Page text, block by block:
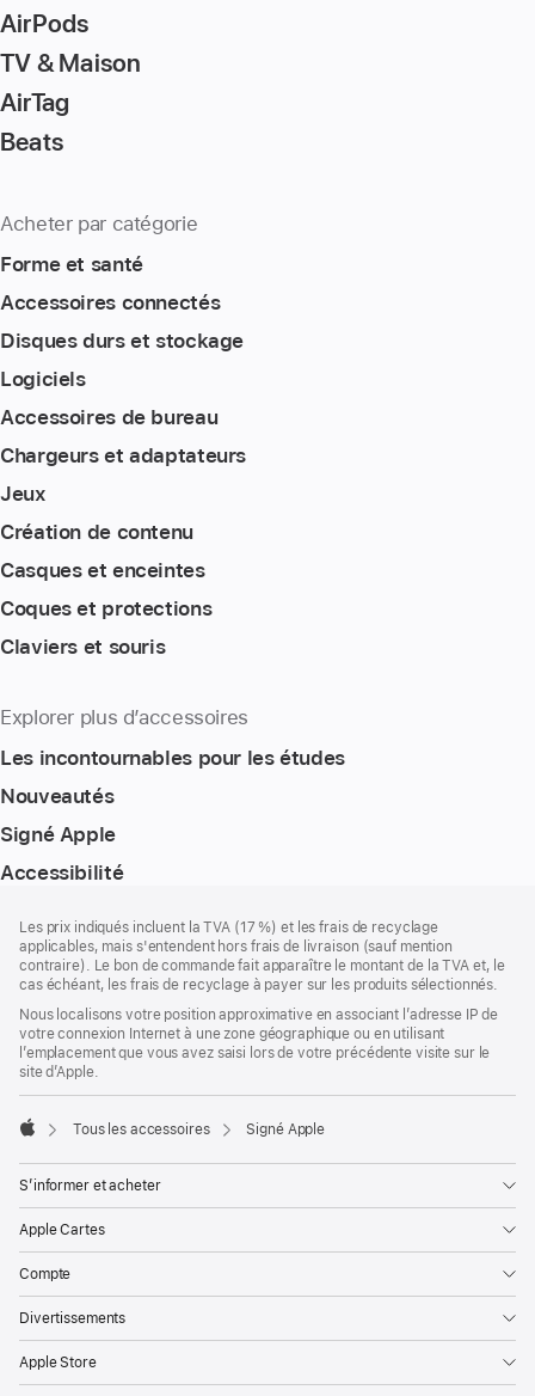
AirPods
TV & Maison
AirTag
Beats
Acheter par catégorie
Forme et santé
Accessoires connectés
Disques durs et stockage
Logiciels
Accessoires de bureau
Chargeurs et adaptateurs
Jeux
Création de contenu
Casques et enceintes
Coques et protections
Claviers et souris
Explorer plus d’accessoires
Les incontournables pour les études
Nouveautés
Signé Apple
Accessibilité
de
page
de
bas
de
Les prix indiqués incluent la TVA (17 %) et les frais de recyclage
applicables, mais s'entendent hors frais de livraison (sauf mention
contraire). Le bon de commande fait apparaître le montant de la TVA et, le
cas échéant, les frais de recyclage à payer sur les produits sélectionnés.
Nous localisons votre position approximative en associant l’adresse IP de
votre connexion Internet à une zone géographique ou en utilisant
l’emplacement que vous avez saisi lors de votre précédente visite sur le
site d’Apple.
Tous les accessoires Signé Apple
S’informer et acheter
Apple Cartes
Compte
Divertissements
Apple Store